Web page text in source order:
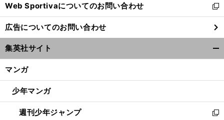
く
Web Sportivaについてのお問い合わせ
新
し
い
ウ
ィ
ン
ウ
開
く
広告についてのお問い合わせ
集英社サイト
マンガ
少年マンガ
週刊少年ジャンプ
新